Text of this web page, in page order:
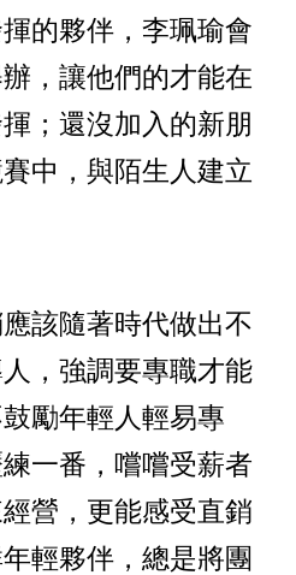
的夥伴，李珮瑜會
，讓他們的才能在
；還沒加入的新朋
中，與陌生人建立
該隨著時代做出不
，強調要專職才能
勵年輕人輕易專
一番，嚐嚐受薪者
營，更能感受直銷
輕夥伴，總是將團